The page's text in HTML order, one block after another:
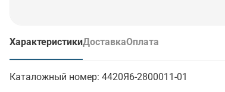
Характеристики
(активная вкладка)
ДоставкаОплата
Каталожный номер: 4420Я6-2800011-01